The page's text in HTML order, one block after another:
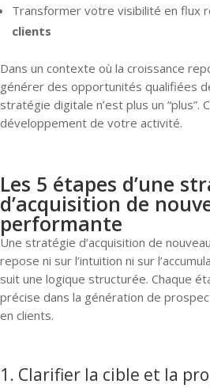
Transformer votre visibilité en flux
clients
Dans un contexte où la croissance
générer des opportunités qualifiées
stratégie digitale n’est plus un “plus”.
développement de votre activité.
Les 5 étapes d’une
d’acquisition de
performante
Une stratégie d’acquisition de
repose ni sur l’intuition ni sur
suit une logique structurée. Chaque
précise dans la génération de
en clients.
1. Clarifier la cible et la